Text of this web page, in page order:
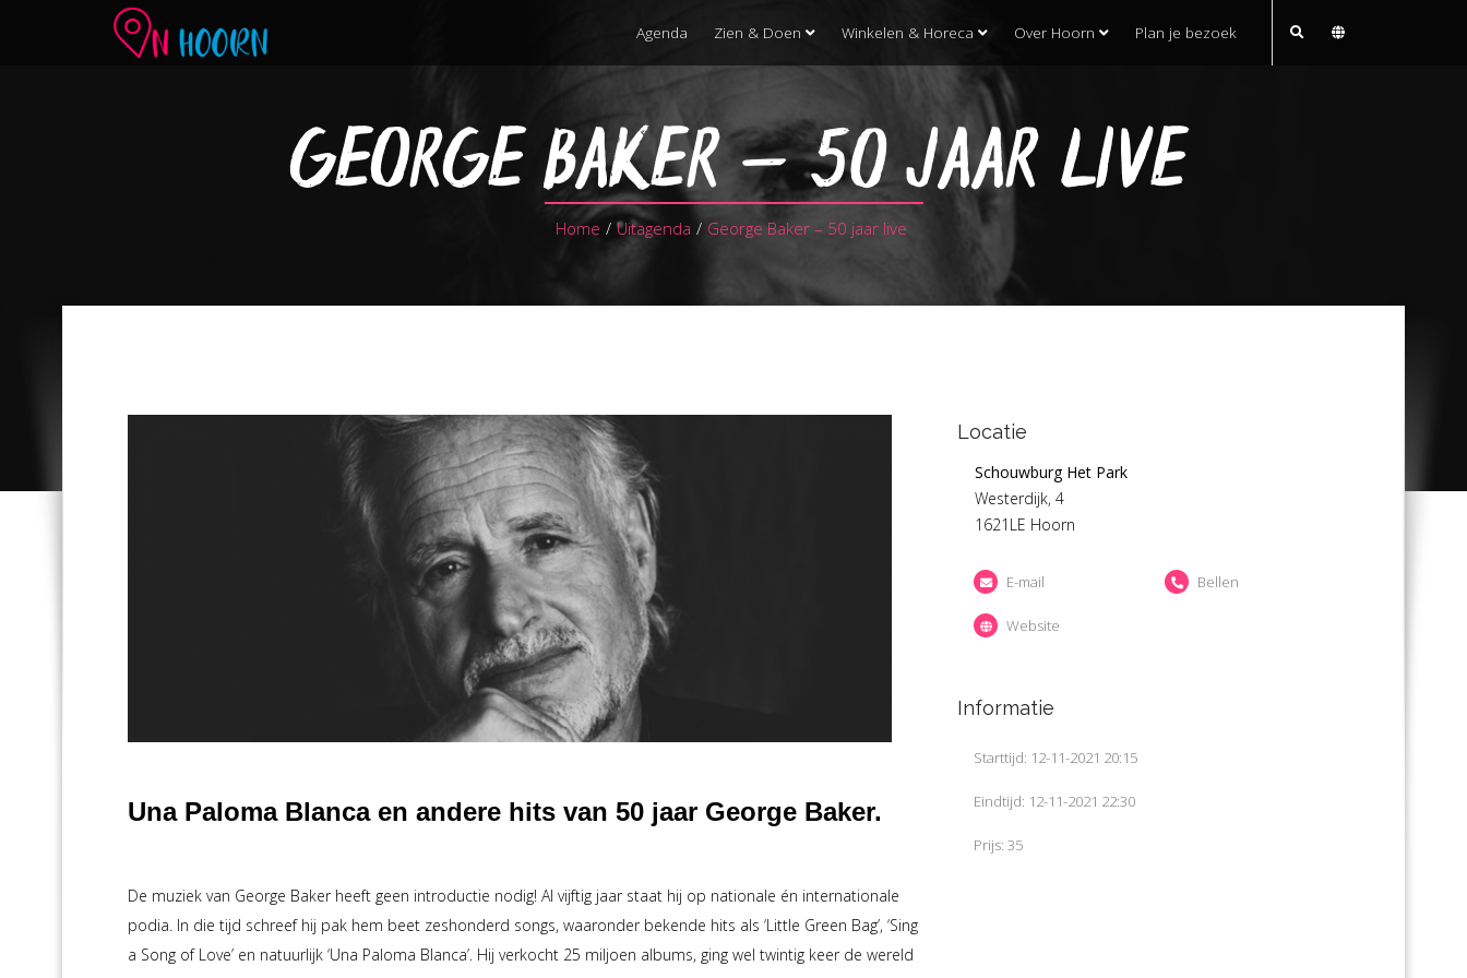
Agenda Zien & Doen Winkelen & Horeca Over Hoorn Plan je bezoek
GEORGE BAKER – 50 JAAR LIVE
Home / Uitagenda / George Baker – 50 jaar live
Una Paloma Blanca en andere hits van 50 jaar George Baker.
De muziek van George Baker heeft geen introductie nodig! Al vijftig jaar staat hij op nationale én internationale
podia. In die tijd schreef hij pak hem beet zeshonderd songs, waaronder bekende hits als ‘Little Green Bag’, ‘Sing
a Song of Love’ en natuurlijk ‘Una Paloma Blanca’. Hij verkocht 25 miljoen albums, ging wel twintig keer de wereld
Locatie
Schouwburg Het Park
Westerdijk, 4
1621LE Hoorn
E-mail Bellen
Website
Informatie
Starttijd: 12-11-2021 20:15
Eindtijd: 12-11-2021 22:30
Prijs: 35